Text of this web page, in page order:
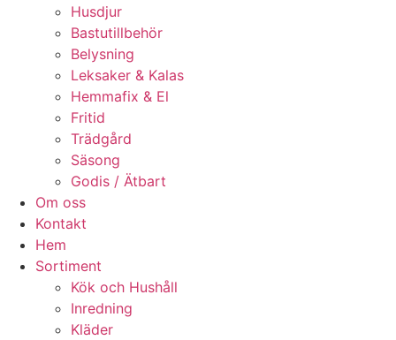
Husdjur
Bastutillbehör
Belysning
Leksaker & Kalas
Hemmafix & El
Fritid
Trädgård
Säsong
Godis / Ätbart
Om oss
Kontakt
Hem
Sortiment
Kök och Hushåll
Inredning
Kläder